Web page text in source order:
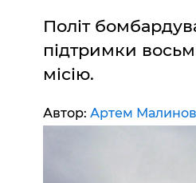
Політ
підтримки
місію.
Автор: Артем